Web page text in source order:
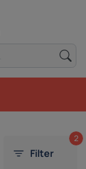
Filter
2